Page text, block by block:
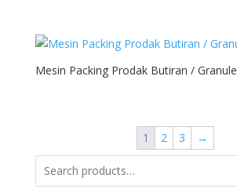
Mesin Packing Prodak Butiran / Granule
1 2 3 →